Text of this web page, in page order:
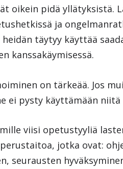
oikein pidä yllätyksistä.
ja
täytyy käyttää
kanssakäymisessä.
on tärkeää. Jos
ei pysty käyttämään
viisi opetustyyliä
jotka ovat:
seurausten